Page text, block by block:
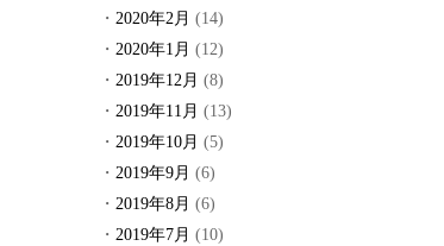
2020年2月 (14)
2020年1月 (12)
2019年12月 (8)
2019年11月 (13)
2019年10月 (5)
2019年9月 (6)
2019年8月 (6)
2019年7月 (10)